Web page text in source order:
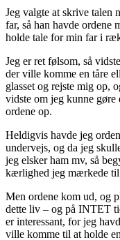
Jeg valgte at skrive talen
far, så han havde ordene
holde tale for min far i
Jeg er ret følsom, så
der ville komme en tåre
glasset og rejste mig op,
vidste om jeg kunne
ordene op.
Heldigvis havde jeg
undervejs, og da jeg
jeg elsker ham mv, så
kærlighed jeg mærkede
Men ordene kom ud, og
dette liv – og på INTET
er interessant, for jeg
ville komme til at holde